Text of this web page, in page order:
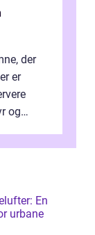
der
er
og
En
urbane